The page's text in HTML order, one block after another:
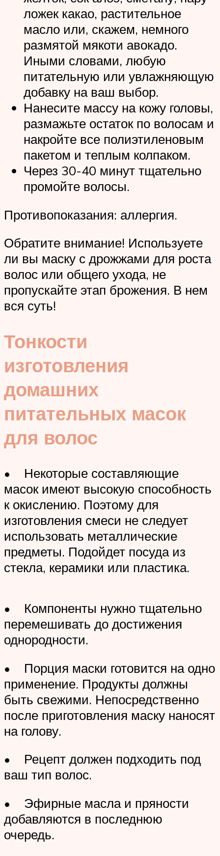
ложек какао, растительное
масло или, скажем, немного
размятой мякоти авокадо.
Иными словами, любую
питательную или увлажняющую
добавку на ваш выбор.
Нанесите массу на кожу головы,
размажьте остаток по волосам и
накройте все полиэтиленовым
пакетом и теплым колпаком.
Через 30-40 минут тщательно
промойте волосы.
Противопоказания: аллергия.
Обратите внимание! Используете
ли вы маску с дрожжами для роста
волос или общего ухода, не
пропускайте этап брожения. В нем
вся суть!
Тонкости
изготовления
домашних
питательных масок
для волос
• Некоторые составляющие
масок имеют высокую способность
к окислению. Поэтому для
изготовления смеси не следует
использовать металлические
предметы. Подойдет посуда из
стекла, керамики или пластика.
• Компоненты нужно тщательно
перемешивать до достижения
однородности.
• Порция маски готовится на одно
применение. Продукты должны
быть свежими. Непосредственно
после приготовления маску наносят
на голову.
• Рецепт должен подходить под
ваш тип волос.
• Эфирные масла и пряности
добавляются в последнюю
очередь.